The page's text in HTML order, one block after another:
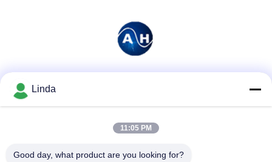
Linda
11:05 PM
Good day, what product are you looking for?